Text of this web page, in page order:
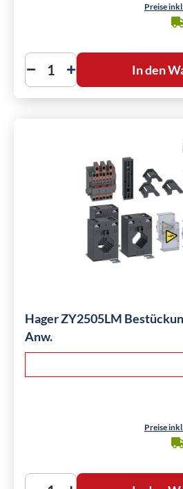
Preise
In den
Hager ZY2505LM
Anw.
Preise